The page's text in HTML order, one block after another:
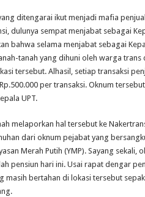
ditengarai ikut menjadi mafia
dulunya sempat menjabat sebagai
bahwa selama menjabat sebagai
tanah yang dihuni oleh warga
tersebut. Alhasil, setiap transaksi
per transaksi. Oknum
UPT.
melaporkan hal tersebut ke
dari oknum pejabat yang
Merah Putih (YMP). Sayang
pensiun hari ini. Usai rapat dengar
masih bertahan di lokasi tersebut